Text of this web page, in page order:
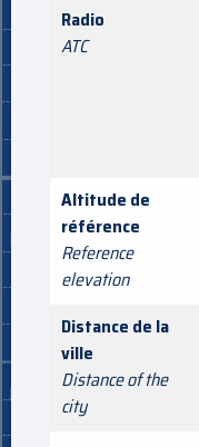
Radio
ATC
Altitude de
référence
Reference
elevation
Distance de la
ville
Distance of the
city